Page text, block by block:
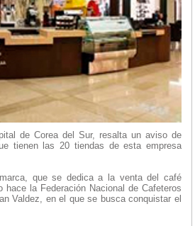
de Corea del Sur, resalta un aviso de
tienen las 20 tiendas de esta empresa
que se dedica a la venta del café
hace la Federación Nacional de Cafeteros
Valdez, en el que se busca conquistar el